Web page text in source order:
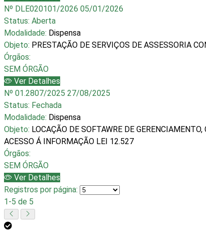
Nº DLE020101/2026 05/01/2026
Status: Aberta
Modalidade: Dispensa
Objeto: PRESTAÇÃO DE SERVIÇOS DE ASSESSORIA
Órgãos:
SEM ÓRGÃO
Ver Detalhes
Nº 01.2807/2025 27/08/2025
Status: Fechada
Modalidade: Dispensa
Objeto: LOCAÇÃO DE SOFTAWRE DE
ACESSO Á INFORMAÇÃO LEI 12.527
Órgãos:
SEM ÓRGÃO
Ver Detalhes
Registros por página:
1-5 de 5